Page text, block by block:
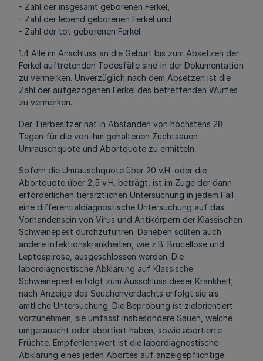
- Zahl der insgesamt geborenen Ferkel,
- Zahl der lebend geborenen Ferkel und
- Zahl der tot geborenen Ferkel.
1.4 Alle im Anschluss an die Geburt bis zum Absetzen der
Ferkel auftretenden Todesfälle sind in der Dokumentation
zu vermerken. Unverzüglich nach dem Absetzen ist die
Zahl der aufgezogenen Ferkel des betreffenden Wurfes
zu vermerken.
Der Tierbesitzer hat in Abständen von höchstens 28
Tagen für die von ihm gehaltenen Zuchtsauen
Umrauschquote und Abortquote zu ermitteln.
Sofern die Umrauschquote über 20 v.H. oder die
Abortquote über 2,5 v.H. beträgt, ist im Zuge der dann
erforderlichen tierärztlichen Untersuchung in jedem Fall
eine differentialdiagnostische Untersuchung auf das
Vorhandensein von Virus und Antikörpern der Klassischen
Schweinepest durchzuführen. Daneben sollten auch
andere Infektionskrankheiten, wie z.B. Brucellose und
Leptospirose, ausgeschlossen werden. Die
labordiagnostische Abklärung auf Klassische
Schweinepest erfolgt zum Ausschluss dieser Krankheit;
nach Anzeige des Seuchenverdachts erfolgt sie als
amtliche Untersuchung. Die Beprobung ist zielorientiert
vorzunehmen; sie umfasst insbesondere Sauen, welche
umgerauscht oder abortiert haben, sowie abortierte
Früchte. Empfehlenswert ist die labordiagnostische
Abklärung eines jeden Abortes auf anzeigepflichtige